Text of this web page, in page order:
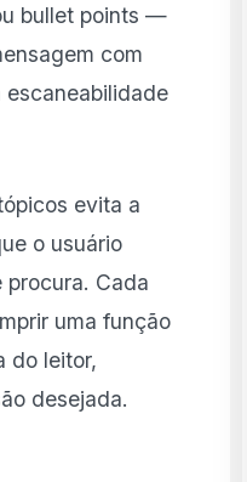
bullet points —
com
evita a
o usuário
procura. Cada
uma função
do leitor,
desejada.